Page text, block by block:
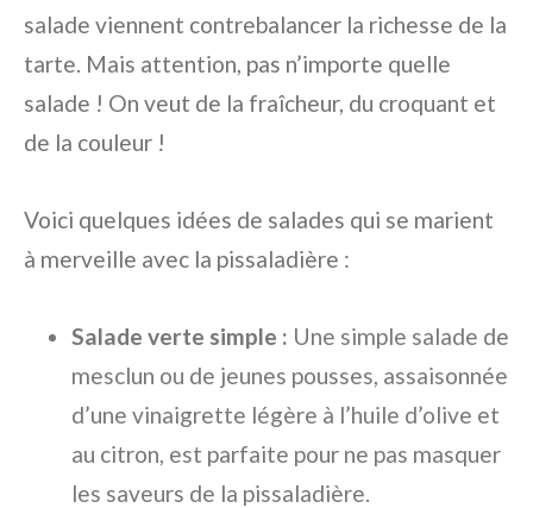
salade viennent contrebalancer la richesse de la
tarte. Mais attention, pas n’importe quelle
salade ! On veut de la fraîcheur, du croquant et
de la couleur !
Voici quelques idées de salades qui se marient
à merveille avec la pissaladière :
Salade verte simple : Une simple salade de
mesclun ou de jeunes pousses, assaisonnée
d’une vinaigrette légère à l’huile d’olive et
au citron, est parfaite pour ne pas masquer
les saveurs de la pissaladière.